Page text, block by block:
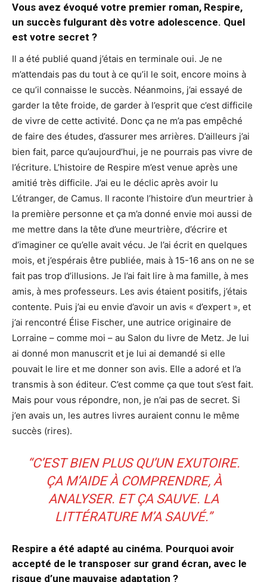
Vous avez évoqué votre premier roman, Respire,
un succès fulgurant dès votre adolescence. Quel
est votre secret ?
Il a été publié quand j’étais en terminale oui. Je ne
m’attendais pas du tout à ce qu’il le soit, encore moins à
ce qu’il connaisse le succès. Néanmoins, j’ai essayé de
garder la tête froide, de garder à l’esprit que c’est difficile
de vivre de cette activité. Donc ça ne m’a pas empêché
de faire des études, d’assurer mes arrières. D’ailleurs j’ai
bien fait, parce qu’aujourd’hui, je ne pourrais pas vivre de
l’écriture. L’histoire de Respire m’est venue après une
amitié très difficile. J’ai eu le déclic après avoir lu
L’étranger, de Camus. Il raconte l’histoire d’un meurtrier à
la première personne et ça m’a donné envie moi aussi de
me mettre dans la tête d’une meurtrière, d’écrire et
d’imaginer ce qu’elle avait vécu. Je l’ai écrit en quelques
mois, et j’espérais être publiée, mais à 15-16 ans on ne se
fait pas trop d’illusions. Je l’ai fait lire à ma famille, à mes
amis, à mes professeurs. Les avis étaient positifs, j’étais
contente. Puis j’ai eu envie d’avoir un avis « d’expert », et
j’ai rencontré Élise Fischer, une autrice originaire de
Lorraine – comme moi – au Salon du livre de Metz. Je lui
ai donné mon manuscrit et je lui ai demandé si elle
pouvait le lire et me donner son avis. Elle a adoré et l’a
transmis à son éditeur. C’est comme ça que tout s’est fait.
Mais pour vous répondre, non, je n’ai pas de secret. Si
j’en avais un, les autres livres auraient connu le même
succès (rires).
“C’EST BIEN PLUS QU’UN EXUTOIRE.
ÇA M’AIDE À COMPRENDRE, À
ANALYSER. ET ÇA SAUVE. LA
LITTÉRATURE M’A SAUVÉ.”
Respire a été adapté au cinéma. Pourquoi avoir
accepté de le transposer sur grand écran, avec le
risque d’une mauvaise adaptation ?